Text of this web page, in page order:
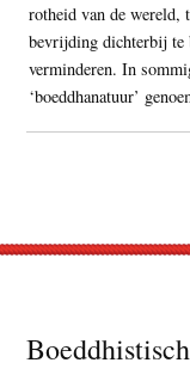
rotheid van de wereld,
bevrijding dichterbij te
verminderen. In
‘boeddhanatuur’
Footer